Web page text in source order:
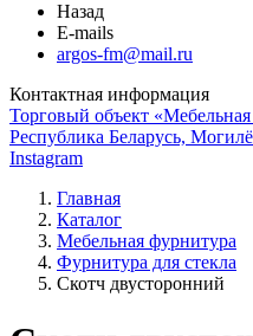
Назад
E-mails
argos-fm@mail.ru
Контактная информация
Торговый объект
Республика Беларусь,
Instagram
Главная
Каталог
Мебельная фурнитура
Фурнитура для стекла
Скотч двусторонний